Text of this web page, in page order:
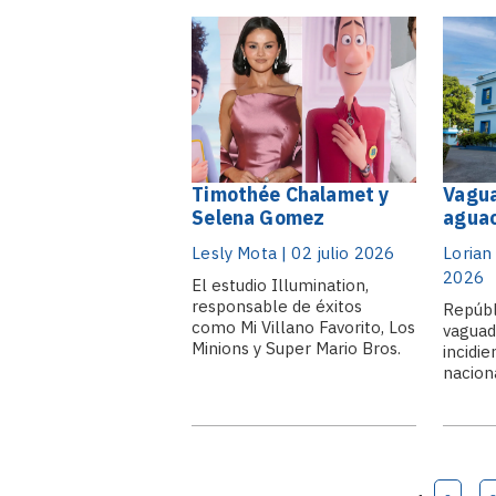
invasivos, reduce las
probabilidades de
supervivencia y aumenta la
presión sobre el sistema de.
y el
Timothée Chalamet y
Selena Gomez
protagonizan Not
Alone, la nueva película
animada de
Illumination
Lesly Mota | 02 julio 2026
El estudio Illumination,
responsable de éxitos
como Mi Villano Favorito, Los
Minions y Super Mario Bros.
ciencia ficción que contará
calor
Lorian
2026